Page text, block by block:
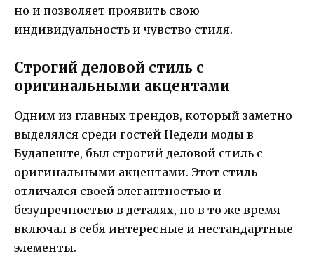
но и позволяет проявить свою
индивидуальность и чувство стиля.
Строгий деловой стиль с
оригинальными акцентами
Одним из главных трендов, который заметно
выделялся среди гостей Недели моды в
Будапеште, был строгий деловой стиль с
оригинальными акцентами. Этот стиль
отличался своей элегантностью и
безупречностью в деталях, но в то же время
включал в себя интересные и нестандартные
элементы.